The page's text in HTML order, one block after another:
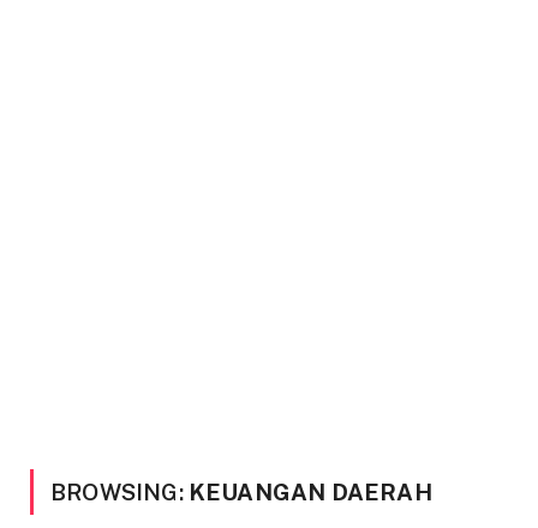
BROWSING: KEUANGAN DAERAH